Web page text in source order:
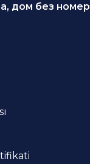
дом без